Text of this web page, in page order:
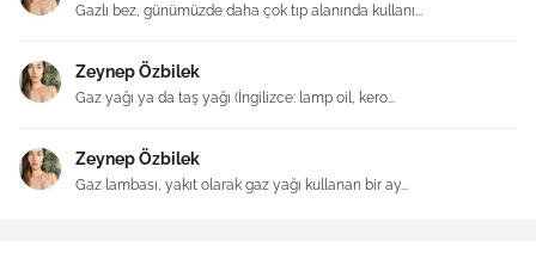
Gazlı bez, günümüzde daha çok tıp alanında kullanı...
Zeynep Özbilek
Gaz yağı ya da taş yağı (İngilizce: lamp oil, kero...
Zeynep Özbilek
Gaz lambası, yakıt olarak gaz yağı kullanan bir ay...